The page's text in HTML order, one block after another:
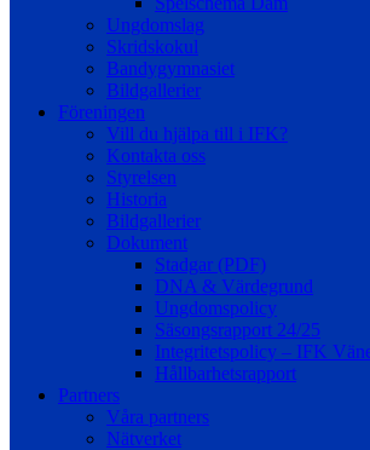
Ungdomslag
Skridskokul
Bandygymnasiet
Bildgallerier
Föreningen
Vill du hjälpa till i IFK?
Kontakta oss
Styrelsen
Historia
Bildgallerier
Dokument
Stadgar (PDF)
DNA & Värdegrund
Ungdomspolicy
Säsongsrapport 24/25
Integritetspolicy – IFK
Hållbarhetsrapport
Partners
Våra partners
Nätverket